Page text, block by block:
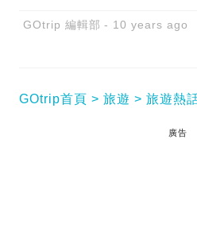
GOtrip 編輯部 10 years ago
GOtrip首頁 旅遊 旅遊熱
廣告